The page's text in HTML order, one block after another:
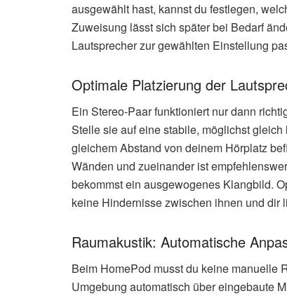
ausgewählt hast, kannst du festlegen,
Zuweisung lässt sich später bei Bedarf
Lautsprecher zur gewählten Einstellung
Optimale Platzierung der
Ein Stereo-Paar funktioniert nur dann
Stelle sie auf eine stabile, möglichst
gleichem Abstand von deinem Hörplatz
Wänden und zueinander ist
bekommst ein ausgewogenes Klangbild.
keine Hindernisse zwischen ihnen und dir
Raumakustik: Automatische
Beim HomePod musst du keine manuelle
Umgebung automatisch über eingebaute